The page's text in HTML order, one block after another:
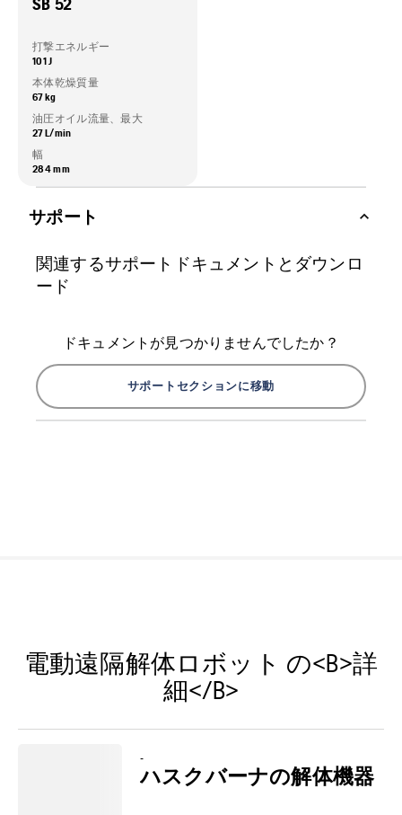
打撃エネルギー
101 J
本体乾燥質量
67 kg
油圧オイル流量、最大
27 L/min
幅
284 mm
サポート
関連するサポートドキュメントとダウンロ
ード
ドキュメントが見つかりませんでしたか？
サポートセクションに移動
電動遠隔解体ロボット の<B>詳
細</B>
-
ハスクバーナの解体機器